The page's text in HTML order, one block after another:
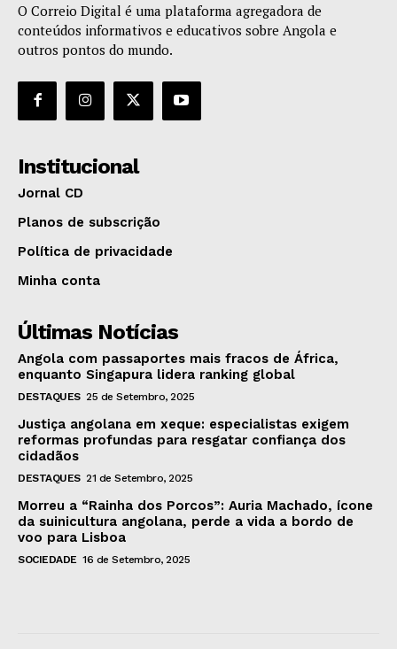
O Correio Digital é uma plataforma agregadora de
conteúdos informativos e educativos sobre Angola e
outros pontos do mundo.
Institucional
Jornal CD
Planos de subscrição
Política de privacidade
Minha conta
Últimas Notícias
Angola com passaportes mais fracos de África,
enquanto Singapura lidera ranking global
DESTAQUES 25 de Setembro, 2025
Justiça angolana em xeque: especialistas exigem
reformas profundas para resgatar confiança dos
cidadãos
DESTAQUES 21 de Setembro, 2025
Morreu a “Rainha dos Porcos”: Auria Machado, ícone
da suinicultura angolana, perde a vida a bordo de
voo para Lisboa
SOCIEDADE 16 de Setembro, 2025